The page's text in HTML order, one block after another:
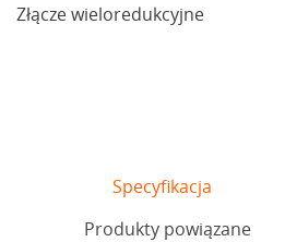
Złącze wieloredukcyjne
Specyfikacja
Produkty powiązane